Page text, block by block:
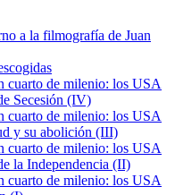
a la filmografía de Juan
cuarto de milenio: los USA
Secesión (IV)
cuarto de milenio: los USA
y su abolición (III)
cuarto de milenio: los USA
la Independencia (II)
cuarto de milenio: los USA